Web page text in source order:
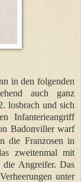
in den folgenden
auch ganz
losbrach und sich
Infanterieangriff
Badonviller warf
die Franzosen in
zweitenmal mit
die Angreifer. Das
unter